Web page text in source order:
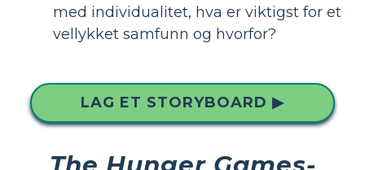
med individualitet, hva er viktigst for et
vellykket samfunn og hvorfor?
LAG ET STORYBOARD ▶